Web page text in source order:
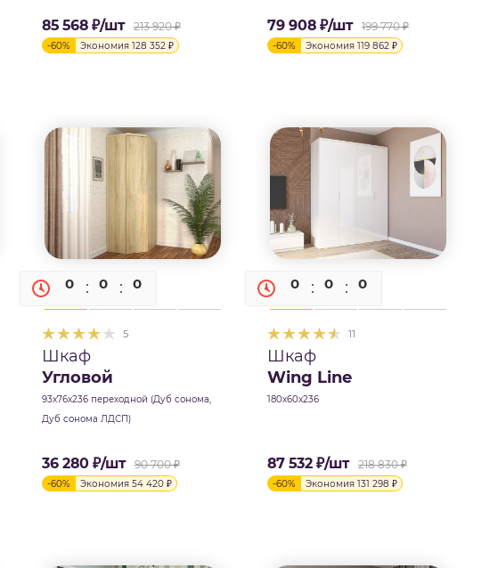
85 568 ₽/шт 213 920₽
-60% Экономия 128 352 ₽
79 908 ₽/шт 199 770₽
-60% Экономия 119 862 ₽
0 0 0
5
Шкаф
Угловой
93х76х236 переходной (Дуб сонома,
Дуб сонома ЛДСП)
36 280 ₽/шт 90 700₽
-60% Экономия 54 420 ₽
0 0 0
11
Шкаф
Wing Line
180х60х236
87 532 ₽/шт 218 830₽
-60% Экономия 131 298 ₽